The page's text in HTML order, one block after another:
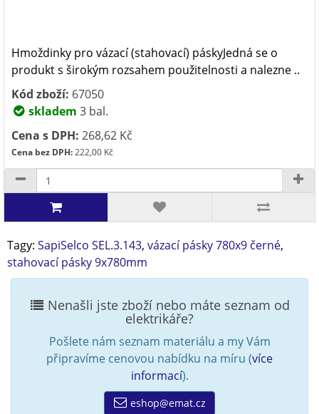
Hmoždinky pro vázací (stahovací) páskyJedná se o
produkt s širokým rozsahem použitelnosti a nalezne ..
Kód zboží: 67050
skladem 3 bal.
Cena s DPH: 268,62 Kč
Cena bez DPH:222,00 Kč
Tagy: SapiSelco SEL.3.143, vázací pásky 780x9 černé,
stahovací pásky 9x780mm
Nenašli jste zboží nebo máte seznam od
elektrikáře?
Pošlete nám seznam materiálu a my Vám
připravíme cenovou nabídku na míru (více
informací).
eshop@emat.cz